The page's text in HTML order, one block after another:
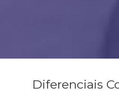
Diferenciais